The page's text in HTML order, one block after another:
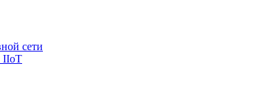
сети
IIoT